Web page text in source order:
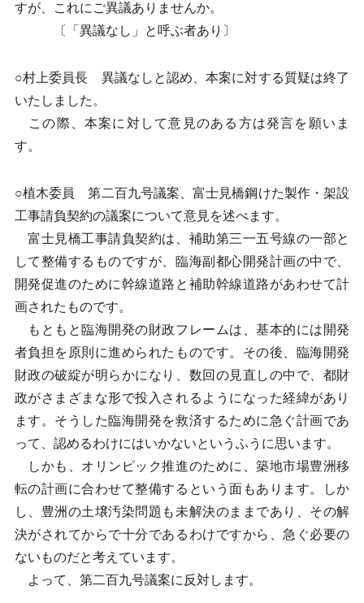
すが、これにご異議ありませんか。
〔「異議なし」と呼ぶ者あり〕
○村上委員長 異議なしと認め、本案に対する質疑は終了
いたしました。
この際、本案に対して意見のある方は発言を願いま
す。
○植木委員 第二百九号議案、富士見橋鋼けた製作・架設
工事請負契約の議案について意見を述べます。
富士見橋工事請負契約は、補助第三一五号線の一部と
して整備するものですが、臨海副都心開発計画の中で、
開発促進のために幹線道路と補助幹線道路があわせて計
画されたものです。
もともと臨海開発の財政フレームは、基本的には開発
者負担を原則に進められたものです。その後、臨海開発
財政の破綻が明らかになり、数回の見直しの中で、都財
政がさまざまな形で投入されるようになった経緯があり
ます。そうした臨海開発を救済するために急ぐ計画であ
って、認めるわけにはいかないというふうに思います。
しかも、オリンピック推進のために、築地市場豊洲移
転の計画に合わせて整備するという面もあります。しか
し、豊洲の土壌汚染問題も未解決のままであり、その解
決がされてからで十分であるわけですから、急ぐ必要の
ないものだと考えています。
よって、第二百九号議案に反対します。